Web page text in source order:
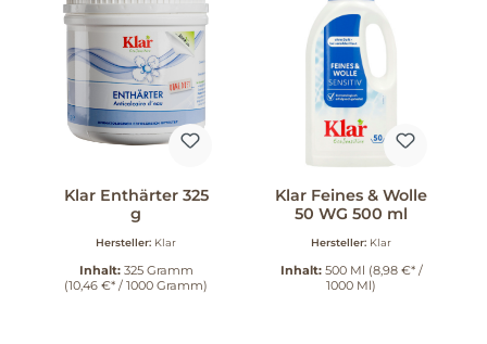
Klar Enthärter 325
g
Hersteller: Klar
Inhalt: 325 Gramm
(10,46 €* / 1000 Gramm)
Klar Feines & Wolle
50 WG 500 ml
Hersteller: Klar
Inhalt: 500 Ml (8,98 €* /
1000 Ml)